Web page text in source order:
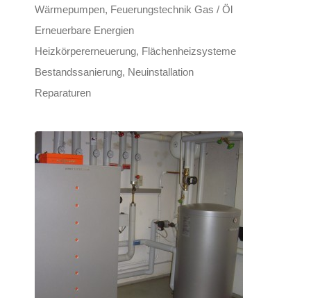
Wärmepumpen, Feuerungstechnik Gas / Öl
Erneuerbare Energien
Heizkörpererneuerung, Flächenheizsysteme
Bestandssanierung, Neuinstallation
Reparaturen